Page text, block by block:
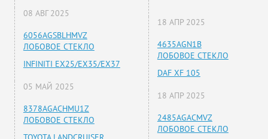
08 АВГ 2025
6056AGSBLHMVZ
ЛОБОВОЕ СТЕКЛО
INFINITI EX25/EX35/EX37
05 МАЙ 2025
8378AGACHMU1Z
ЛОБОВОЕ СТЕКЛО
18 АПР 2025
4635AGN1B
ЛОБОВОЕ СТЕКЛО
DAF XF 105
18 АПР 2025
2485AGACMVZ
ЛОБОВОЕ СТЕКЛО